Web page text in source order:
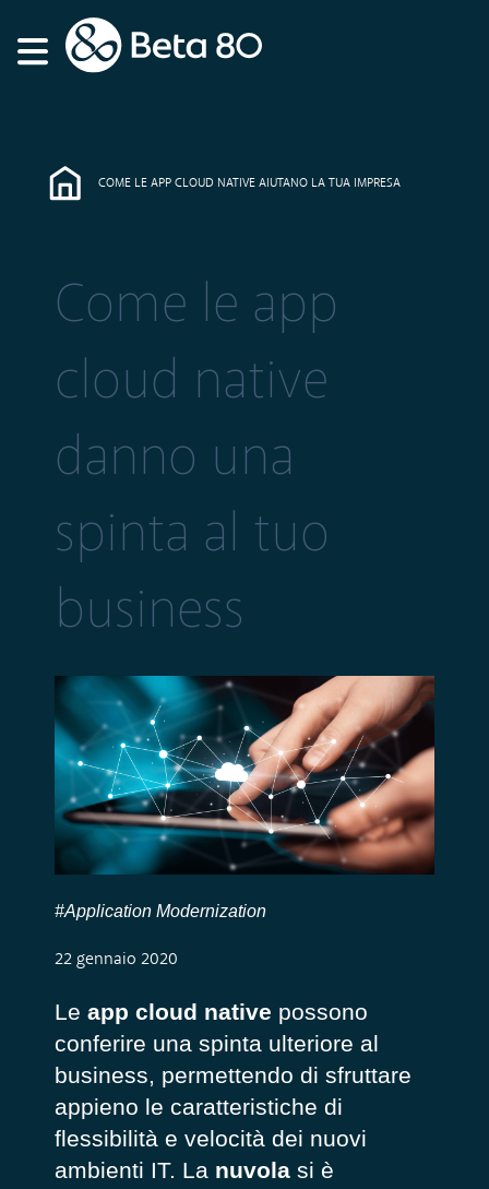
COME LE APP CLOUD NATIVE AIUTANO LA TUA IMPRESA
Come le app
cloud native
danno una
spinta al tuo
business
#Application Modernization
22 gennaio 2020
Le app cloud native possono
conferire una spinta ulteriore al
business, permettendo di sfruttare
appieno le caratteristiche di
flessibilità e velocità dei nuovi
ambienti IT. La nuvolasi è